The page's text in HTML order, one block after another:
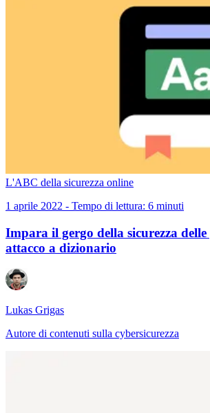
L'ABC della sicurezza online
1 aprile 2022 - Tempo di lettura: 6 minuti
Impara il gergo della sicurezza
attacco a dizionario
Lukas Grigas
Autore di contenuti sulla cybersicurezza